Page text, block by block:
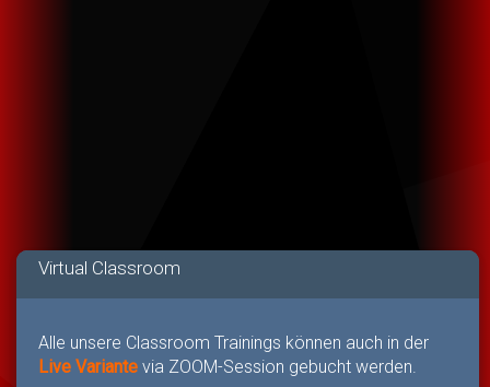
Virtual Classroom
Alle unsere Classroom Trainings können auch in der
Live Variante via ZOOM-Session gebucht werden.